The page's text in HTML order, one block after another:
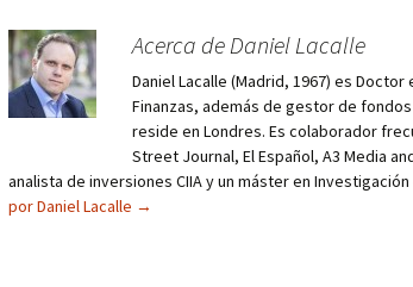
Acerca de Daniel Lacalle
Daniel Lacalle (Madrid, 1967) es
Finanzas, además de gestor de
reside en Londres. Es colaborador
Street Journal, El Español, A3 Media
analista de inversiones CIIA y un máster en Investigación
por Daniel Lacalle →